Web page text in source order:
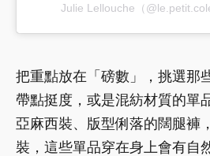
Julie Lellouche（
把重點放在「磅數」，挑選那
帶點挺度，或是混紡材質的單
亞麻西裝、版型俐落的闊腿褲
裝，這些單品穿在身上會有自